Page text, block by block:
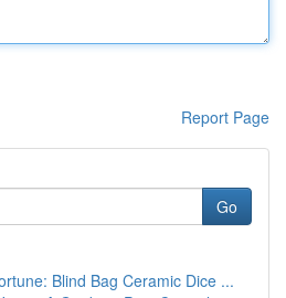
Report Page
Go
Blind Bag Ceramic Dice ...